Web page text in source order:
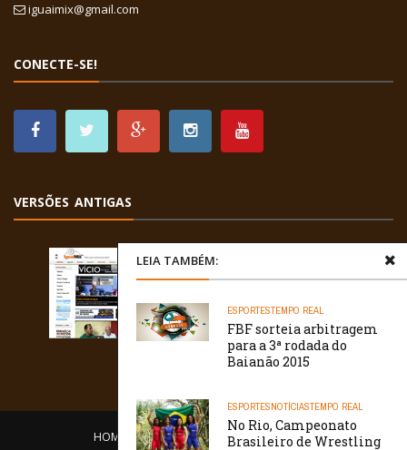
LEIA TAMBÉM:
ESPORTESTEMPO REAL
FBF sorteia arbitragem
para a 3ª rodada do
Baianão 2015
ESPORTESNOTÍCIASTEMPO REAL
No Rio, Campeonato
Brasileiro de Wrestling
iguaimix@gmail.com
CONECTE-SE!
VERSÕES ANTIGAS
HOME EQUIPE O PORTAL CONTATO